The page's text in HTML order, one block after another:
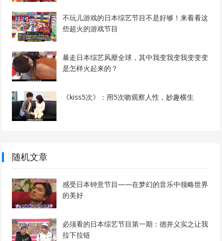
不玩儿游戏的日本综艺节目不是好够！来看看这
些超火的游戏节目
暴走日本综艺风靡全球，其中我变我变我变变变
是怎样火起来的？
《kiss5次》：用5次吻观察人性，妙趣横生
随机文章
感受日本钟意节目——在梦幻的音乐中领略世界
的美好
必须看的日本综艺节目第一期：德井义实之让我
拉下拉链